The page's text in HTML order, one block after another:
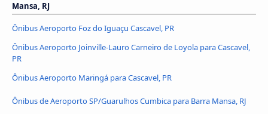
Mansa, RJ
Ônibus Aeroporto Foz do Iguaçu Cascavel, PR
Ônibus Aeroporto Joinville-Lauro Carneiro de Loyola para Cascavel,
PR
Ônibus Aeroporto Maringá para Cascavel, PR
Ônibus de Aeroporto SP/Guarulhos Cumbica para Barra Mansa, RJ